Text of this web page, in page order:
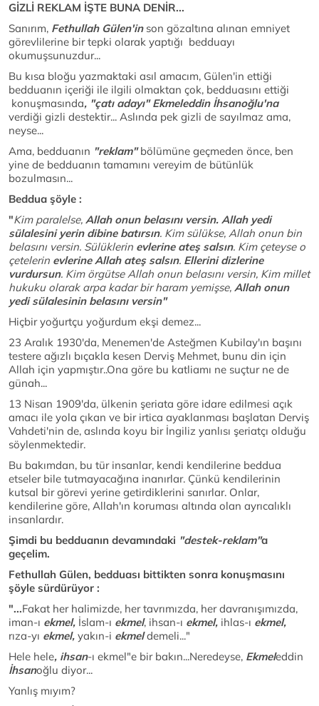
GİZLİ REKLAM İŞTE BUNA DENİR...
Sanırım, Fethullah Gülen'in son gözaltına alınan emniyet
görevlilerine bir tepki olarak yaptığı bedduayı
okumuşsunuzdur...
Bu kısa bloğu yazmaktaki asıl amacım, Gülen'in ettiği
bedduanın içeriği ile ilgili olmaktan çok, bedduasını ettiği
konuşmasında, "çatı adayı" Ekmeleddin İhsanoğlu'na
verdiği gizli destektir... Aslında pek gizli de sayılmaz ama,
neyse...
Ama, bedduanın "reklam"bölümüne geçmeden önce, ben
yine de bedduanın tamamını vereyim de bütünlük
bozulmasın...
Beddua şöyle :
"Kim paralelse, Allah onun belasını versin. Allah yedi
sülalesini yerin dibine batırsın. Kim sülükse, Allah onun bin
belasını versin. Sülüklerin evlerine ateş salsın. Kim çeteyse o
çetelerin evlerine Allah ateş salsın. Ellerini dizlerine
vurdursun. Kim örgütse Allah onun belasını versin, Kim millet
hukuku olarak arpa kadar bir haram yemişse, Allah onun
yedi sülalesinin belasını versin"
Hiçbir yoğurtçu yoğurdum ekşi demez...
23 Aralık 1930'da, Menemen'de Asteğmen Kubilay'ın başını
testere ağızlı bıçakla kesen Derviş Mehmet, bunu din için
Allah için yapmıştır..Ona göre bu katliamı ne suçtur ne de
günah...
13 Nisan 1909'da, ülkenin şeriata göre idare edilmesi açık
amacı ile yola çıkan ve bir irtica ayaklanması başlatan Derviş
Vahdeti'nin de, aslında koyu bir İngiliz yanlısı şeriatçı olduğu
söylenmektedir.
Bu bakımdan, bu tür insanlar, kendi kendilerine beddua
etseler bile tutmayacağına inanırlar. Çünkü kendilerinin
kutsal bir görevi yerine getirdiklerini sanırlar. Onlar,
kendilerine göre, Allah'ın koruması altında olan ayrıcalıklı
insanlardır.
Şimdi bu bedduanın devamındaki "destek-reklam"a
geçelim.
Fethullah Gülen, bedduası bittikten sonra konuşmasını
şöyle sürdürüyor :
"...Fakat her halimizde, her tavrımızda, her davranışımızda,
iman-ı ekmel, İslam-ı ekmel, ihsan-ı ekmel, ihlas-ı ekmel,
rıza-yı ekmel, yakın-i ekmeldemeli..."
Hele hele, ihsan-ı ekmel"e bir bakın...Neredeyse, Ekmeleddin
İhsanoğlu diyor...
Yanlış mıyım?